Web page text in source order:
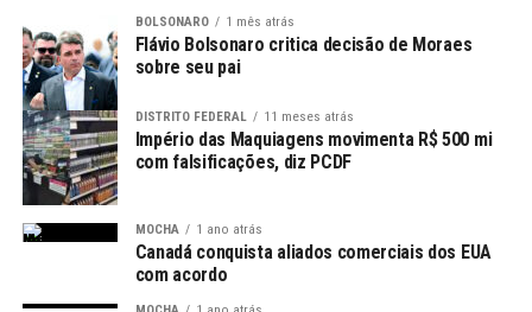
confirmar a internação, aproveitando para desmentir
rumores. Ele garantiu que não havia sofrido um ataque
cardíaco, uma informação que poderia ter gerado
preocupação excessiva entre os torcedores e familiares.
Leia Também: Presidente da CBF é
investigado na Operação Caixa Preta
Comunicar-se com o Público
BOLSONARO 1 mês atrás
Flávio Bolsonaro critica decisão de Moraes
sobre seu pai
DISTRITO FEDERAL 11 meses atrás
Império das Maquiagens movimenta R$ 500 mi
com falsificações, diz PCDF
MOCHA 1 ano atrás
Canadá conquista aliados comerciais dos EUA
com acordo